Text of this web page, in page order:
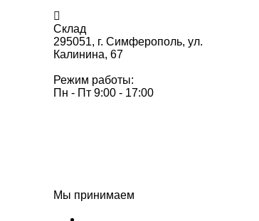
Склад
295051, г. Симферополь, ул.
Калинина, 67
Режим работы:
Пн - Пт 9:00 - 17:00
Мы принимаем